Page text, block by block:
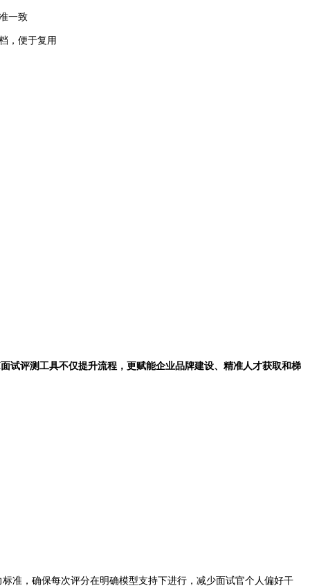
一致
，便于复用
试评测工具不仅提升流程，更赋能企业品牌建设、精准人才获取和梯
准，确保每次评分在明确模型支持下进行，减少面试官个人偏好干